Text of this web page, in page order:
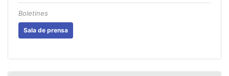
Boletines
Sala de prensa